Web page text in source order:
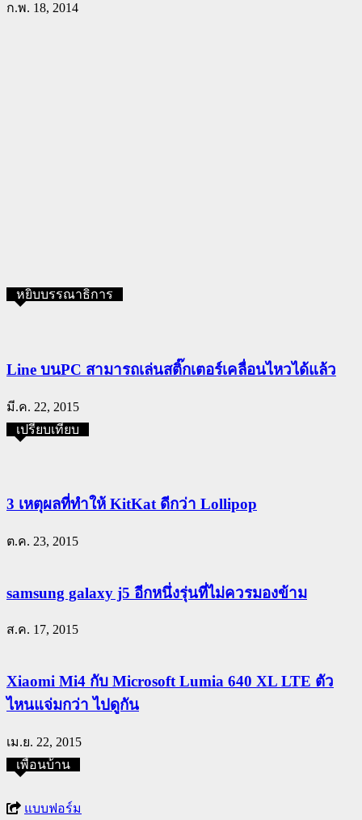
ก.พ. 18, 2014
หยิบบรรณาธิการ
Line บนPC สามารถเล่นสติ๊กเตอร์เคลื่อนไหวได้แล้ว
มี.ค. 22, 2015
เปรียบเทียบ
3 เหตุผลที่ทำให้ KitKat ดีกว่า Lollipop
ต.ค. 23, 2015
samsung galaxy j5 อีกหนึ่งรุ่นที่ไม่ควรมองข้าม
ส.ค. 17, 2015
Xiaomi Mi4 กับ Microsoft Lumia 640 XL LTE ตัว
ไหนแจ่มกว่า ไปดูกัน
เม.ย. 22, 2015
เพื่อนบ้าน
แบบฟอร์ม